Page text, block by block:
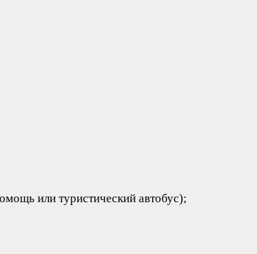
или туристический автобус);